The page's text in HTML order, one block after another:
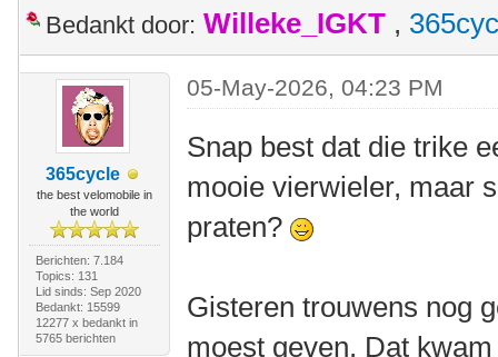
Bedankt door: Willeke_IGKT ,
365cycle
the best velomobile in
the world
Berichten: 7.184
Topics: 131
Lid sinds: Sep 2020
Bedankt: 15599
12277 x bedankt in
5765 berichten
05-May-2026, 04:23 PM
Snap best dat die trike
mooie vierwieler, maar
praten?
Gisteren trouwens nog
moest geven. Dat